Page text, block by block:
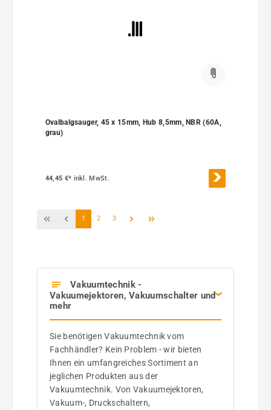
Ovalbalgsauger, 45 x 15mm, Hub 8,5mm, NBR (60A,
grau)
44,45 €* inkl. MwSt.
Seite
1 Seite
2 Seite
3
Vakuumtechnik -
Vakuumejektoren, Vakuumschalter und
mehr
Sie benötigen Vakuumtechnik vom
Fachhändler? Kein Problem - wir bieten
Ihnen ein umfangreiches Sortiment an
jeglichen Produkten aus der
Vakuumtechnik. Von Vakuumejektoren,
Vakuum-, Druckschaltern,